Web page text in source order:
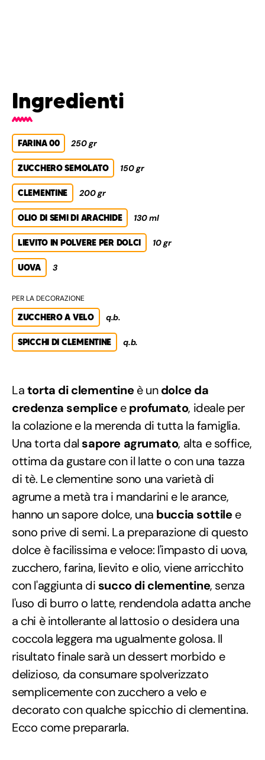
Ingredienti
FARINA 00 250 gr
ZUCCHERO SEMOLATO 150 gr
CLEMENTINE 200 gr
OLIO DI SEMI DI ARACHIDE 130 ml
LIEVITO IN POLVERE PER DOLCI 10 gr
UOVA 3
PER LA DECORAZIONE
ZUCCHERO A VELO q.b.
SPICCHI DI CLEMENTINE q.b.
Latorta di clementineè undolce da
credenza sempliceeprofumato, ideale per
la colazione e la merenda di tutta la famiglia.
Una torta dal sapore agrumato, alta e soffice,
ottima da gustare con il latte o con una tazza
di tè. Le clementine sono una varietà di
agrume a metà tra i mandarini e le arance,
hanno un sapore dolce, una buccia sottilee
sono prive di semi. La preparazione di questo
dolce è facilissima e veloce: l'impasto di uova,
zucchero, farina, lievito e olio, viene arricchito
con l'aggiunta di succo di clementine, senza
l'uso di burro o latte, rendendola adatta anche
a chi è intollerante al lattosio o desidera una
coccola leggera ma ugualmente golosa. Il
risultato finale sarà un dessert morbido e
delizioso, da consumare spolverizzato
semplicemente con zucchero a velo e
decorato con qualche spicchio di clementina.
Ecco come prepararla.